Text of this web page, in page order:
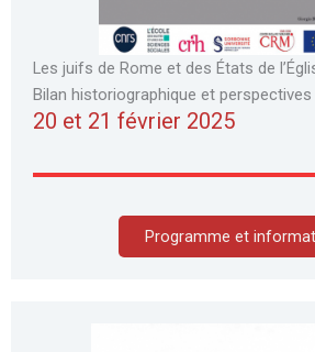
Les juifs de Rome et des États de
Bilan historiographique et
20 et 21 février 2025
Programme et